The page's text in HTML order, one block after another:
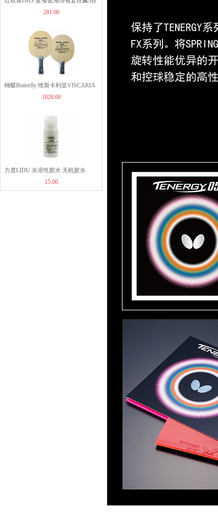
960.00
JOOLA优拉雨果乒乓球...
飚三蓝海绵省狂3 蓝省3
281.00
蝴蝶Butterfly 维斯卡利亚VISCARIA
30041/30044/24010蝴蝶王VIS芳碳纤
1028.00
力度LIDU 水溶性胶水 无机胶水
15.00